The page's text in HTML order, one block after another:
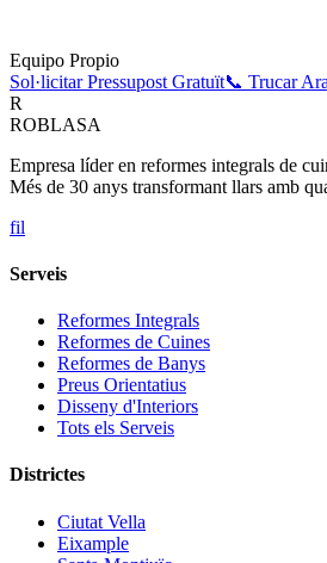
Equipo Propio
Sol·licitar Pressupost Gratuït📞 Trucar Ara
R
ROBLASA
Empresa líder en reformes integrals de
Més de 30 anys transformant llars amb
fil
Serveis
Reformes Integrals
Reformes de Cuines
Reformes de Banys
Preus Orientatius
Disseny d'Interiors
Tots els Serveis
Districtes
Ciutat Vella
Eixample